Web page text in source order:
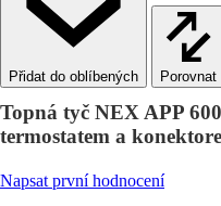
Porovnat
Topná tyč NEX APP
termostatem a
Napsat první hodnocení